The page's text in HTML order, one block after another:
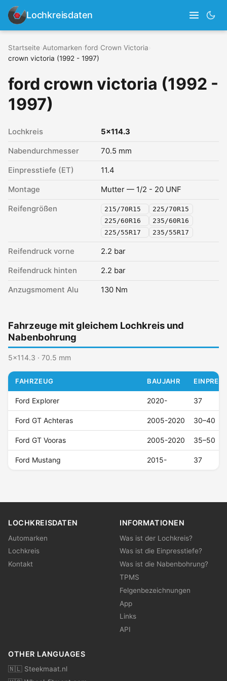
Lochkreisdaten
Startseite Automarken ford Crown Victoria
crown victoria (1992 - 1997)
ford crown victoria (1992 -
1997)
Lochkreis 5x114.3
Nabendurchmesser 70.5 mm
Einpresstiefe (ET) 11.4
Montage Mutter — 1/2 - 20 UNF
Reifengrößen 215/70R15
225/70R15
225/60R16
235/60R16
225/55R17
235/55R17
Reifendruck vorne 2.2 bar
Reifendruck hinten 2.2 bar
Anzugsmoment Alu 130 Nm
Fahrzeuge mit gleichem Lochkreis und
Nabenbohrung
5x114.3 · 70.5 mm
FAHRZEUG BAUJAHR
Ford Explorer 2020- 37
Ford GT Achteras 2005-2020 30–40
Ford GT Vooras 2005-2020 35–50
Ford Mustang 2015- 37
LOCHKREISDATEN
Automarken
Lochkreis
Kontakt
INFORMATIONEN
Was ist der Lochkreis?
Was ist die Einpresstiefe?
Was ist die Nabenbohrung?
TPMS
Felgenbezeichnungen
App
Links
API
OTHER LANGUAGES
🇳🇱 Steekmaat.nl